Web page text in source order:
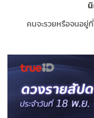
คนจะรวยหรือจนอยู่